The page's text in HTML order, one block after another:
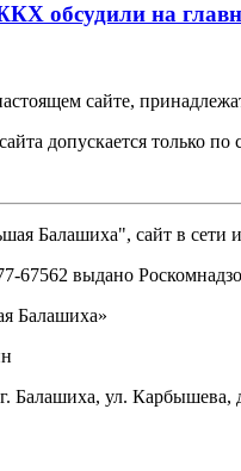
обсудили на
сайте,
допускается только
Балашиха", сайт в сети
выдано
Балашиха»
Балашиха, ул. Карбышева,